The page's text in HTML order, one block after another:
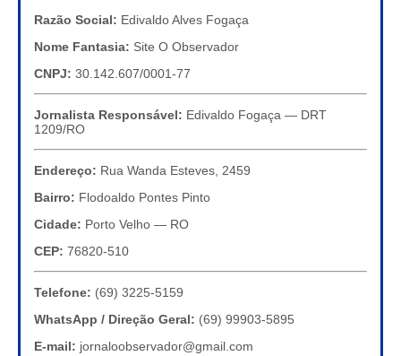
Razão Social: Edivaldo Alves Fogaça
Nome Fantasia: Site O Observador
CNPJ: 30.142.607/0001-77
Jornalista Responsável: Edivaldo Fogaça — DRT
1209/RO
Endereço: Rua Wanda Esteves, 2459
Bairro: Flodoaldo Pontes Pinto
Cidade: Porto Velho — RO
CEP: 76820-510
Telefone: (69) 3225-5159
WhatsApp / Direção Geral: (69) 99903-5895
E-mail: jornaloobservador@gmail.com